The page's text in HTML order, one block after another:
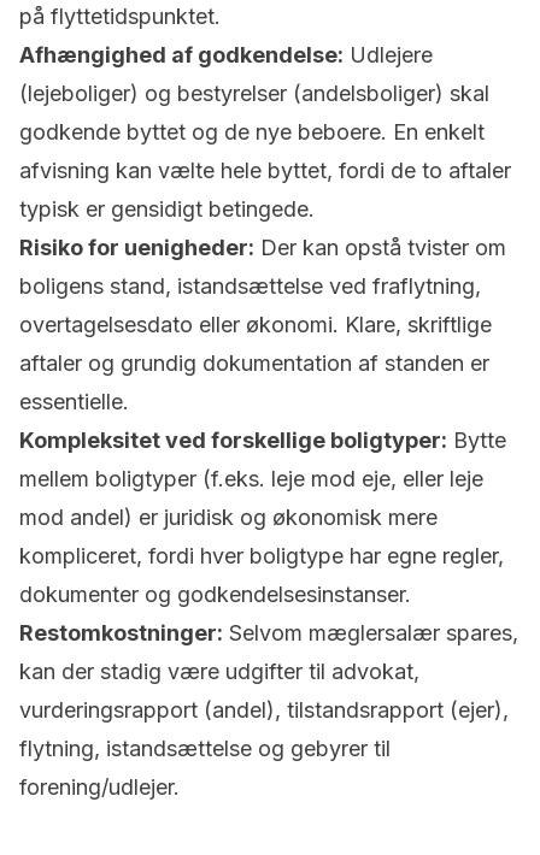
på flyttetidspunktet.
Afhængighed af godkendelse: Udlejere
(lejeboliger) og bestyrelser (andelsboliger) skal
godkende byttet og de nye beboere. En enkelt
afvisning kan vælte hele byttet, fordi de to aftaler
typisk er gensidigt betingede.
Risiko for uenigheder: Der kan opstå tvister om
boligens stand, istandsættelse ved fraflytning,
overtagelsesdato eller økonomi. Klare, skriftlige
aftaler og grundig dokumentation af standen er
essentielle.
Kompleksitet ved forskellige boligtyper: Bytte
mellem boligtyper (f.eks. leje mod eje, eller leje
mod andel) er juridisk og økonomisk mere
kompliceret, fordi hver boligtype har egne regler,
dokumenter og godkendelsesinstanser.
Restomkostninger: Selvom mæglersalær spares,
kan der stadig være udgifter til advokat,
vurderingsrapport (andel), tilstandsrapport (ejer),
flytning, istandsættelse og gebyrer til
forening/udlejer.